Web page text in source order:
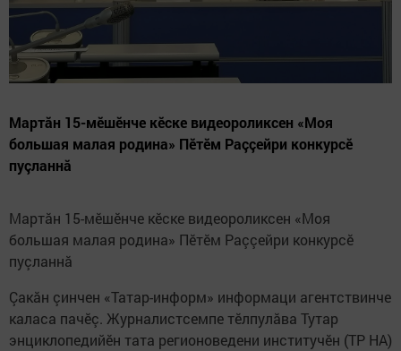
Мартăн 15-мӗшӗнче кӗске видеороликсен «Моя
большая малая родина» Пӗтӗм Раççейри конкурсӗ
пуçланнă
Мартăн 15-мӗшӗнче кӗске видеороликсен «Моя
большая малая родина» Пӗтӗм Раççейри конкурсӗ
пуçланнă
Çакăн çинчен «Татар-информ» информаци агентствинче
каласа пачӗç. Журналистсемпе тӗлпулăва Тутар
энциклопедийӗн тата регионоведени институчӗн (ТР НА)